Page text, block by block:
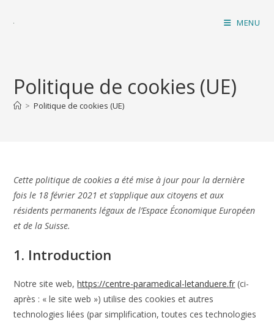
MENU
Politique de cookies (UE)
> Politique de cookies (UE)
Cette politique de cookies a été mise à jour pour la dernière
fois le 18 février 2021 et s’applique aux citoyens et aux
résidents permanents légaux de l’Espace Économique Européen
et de la Suisse.
1. Introduction
Notre site web,https://centre-paramedical-letanduere.fr (ci-
après : « le site web ») utilise des cookies et autres
technologies liées (par simplification, toutes ces technologies